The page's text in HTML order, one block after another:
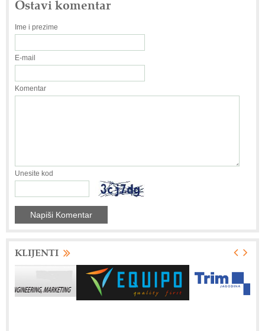
Ostavi komentar
Ime i prezime
E-mail
Komentar
Unesite kod
KLIJENTI